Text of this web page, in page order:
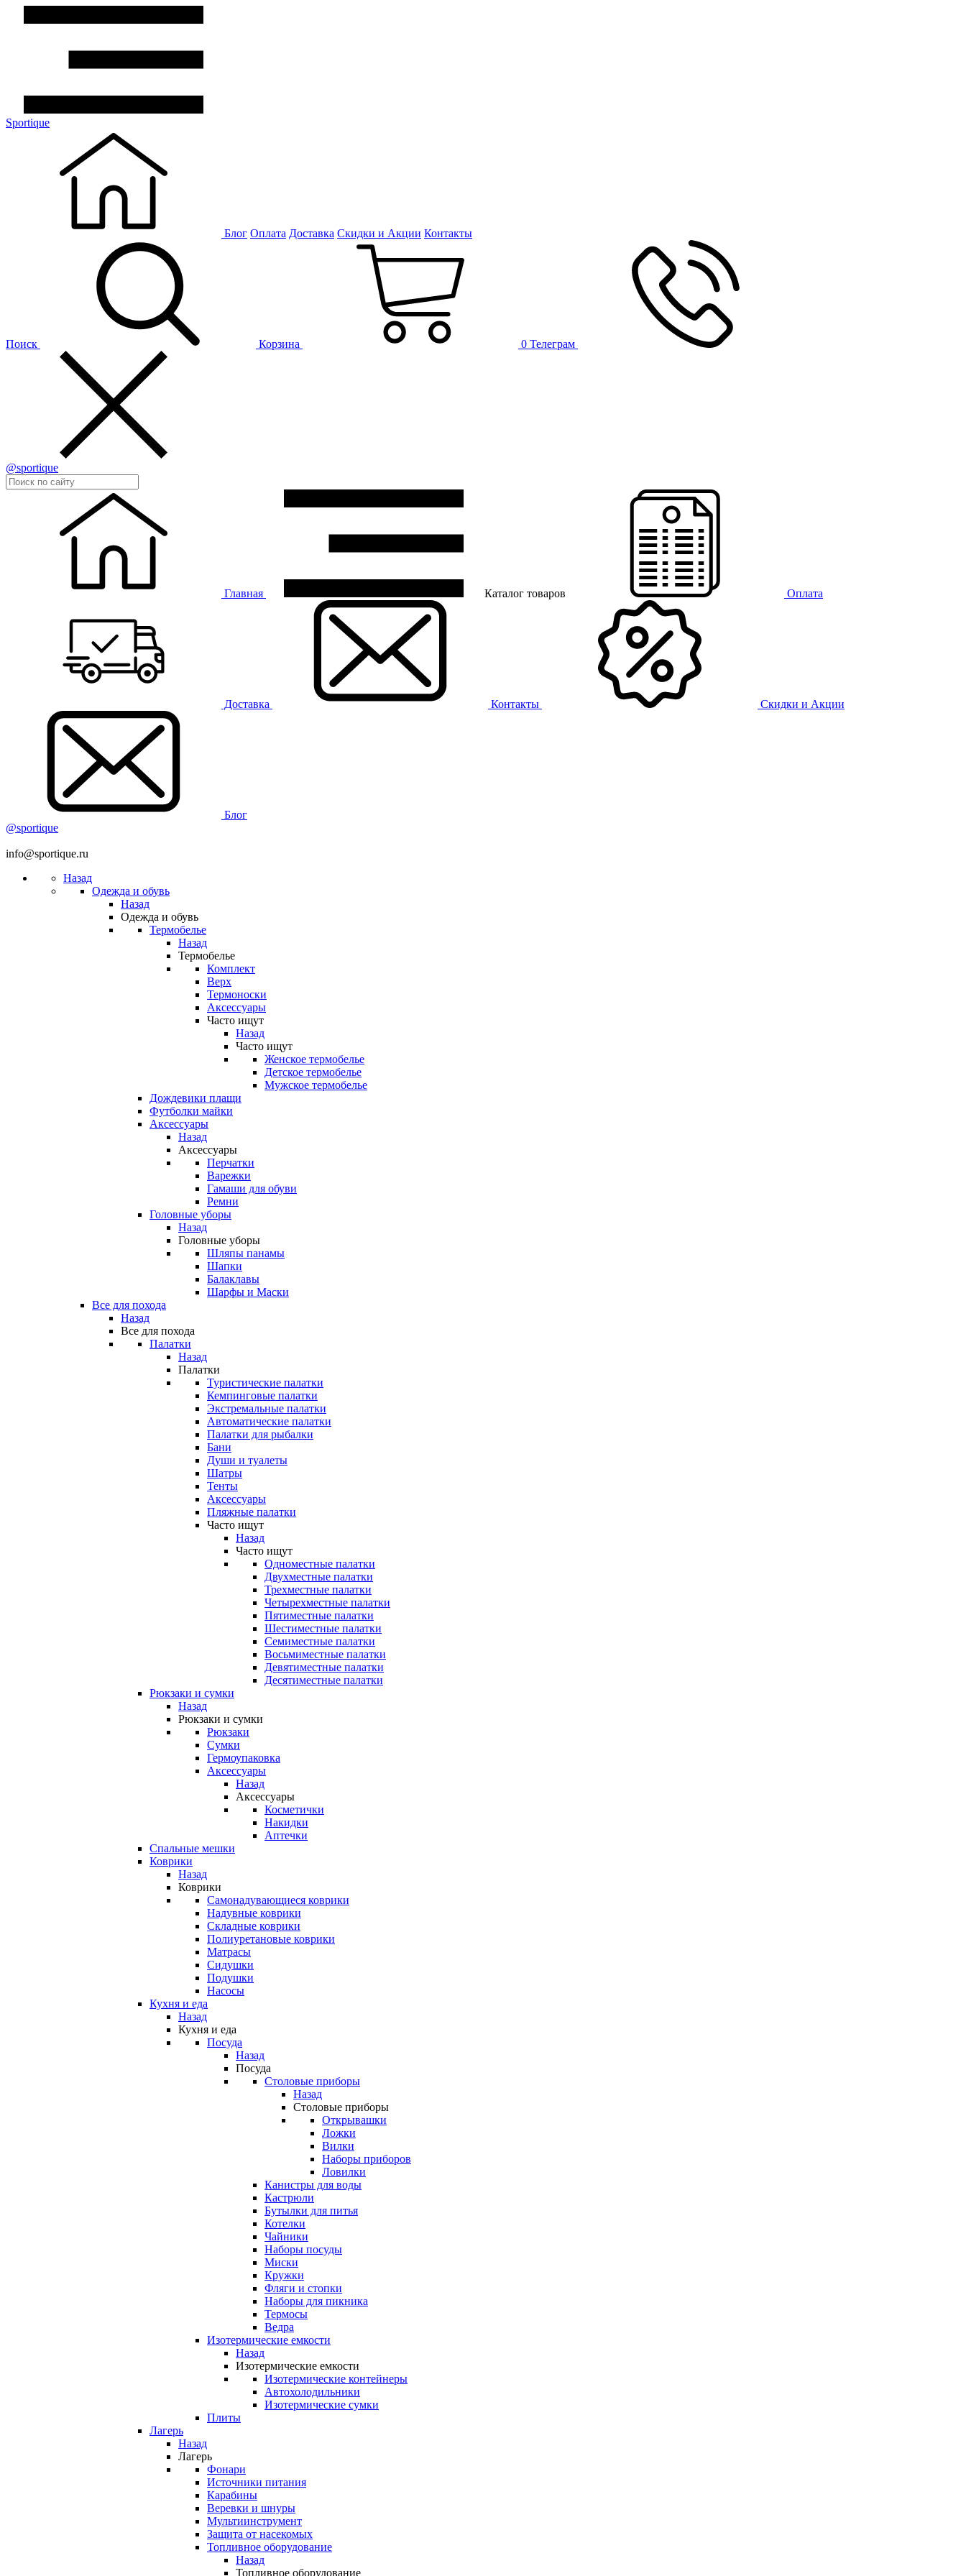
Sportique
Блог Оплата Доставка Скидки и Акции Контакты
Поиск Корзина 0 Телеграм
@sportique
Главная Каталог товаров Оплата
Доставка Контакты Скидки и Акции
Блог
@sportique
info@sportique.ru
Назад
Одежда и обувь
Назад
Одежда и обувь
Термобелье
Назад
Термобелье
Комплект
Верх
Термоноски
Аксессуары
Часто ищут
Назад
Часто ищут
Женское термобелье
Детское термобелье
Мужское термобелье
Дождевики плащи
Футболки майки
Аксессуары
Назад
Аксессуары
Перчатки
Варежки
Гамаши для обуви
Ремни
Головные уборы
Назад
Головные уборы
Шляпы панамы
Шапки
Балаклавы
Шарфы и Маски
Все для похода
Назад
Все для похода
Палатки
Назад
Палатки
Туристические палатки
Кемпинговые палатки
Экстремальные палатки
Автоматические палатки
Палатки для рыбалки
Бани
Души и туалеты
Шатры
Тенты
Аксессуары
Пляжные палатки
Часто ищут
Назад
Часто ищут
Одноместные палатки
Двухместные палатки
Трехместные палатки
Четырехместные палатки
Пятиместные палатки
Шестиместные палатки
Семиместные палатки
Восьмиместные палатки
Девятиместные палатки
Десятиместные палатки
Рюкзаки и сумки
Назад
Рюкзаки и сумки
Рюкзаки
Сумки
Гермоупаковка
Аксессуары
Назад
Аксессуары
Косметички
Накидки
Аптечки
Спальные мешки
Коврики
Назад
Коврики
Самонадувающиеся коврики
Надувные коврики
Складные коврики
Полиуретановые коврики
Матрасы
Сидушки
Подушки
Насосы
Кухня и еда
Назад
Кухня и еда
Посуда
Назад
Посуда
Столовые приборы
Назад
Столовые приборы
Открывашки
Ложки
Вилки
Наборы приборов
Ловилки
Канистры для воды
Кастрюли
Бутылки для питья
Котелки
Чайники
Наборы посуды
Миски
Кружки
Фляги и стопки
Наборы для пикника
Термосы
Ведра
Изотермические емкости
Назад
Изотермические емкости
Изотермические контейнеры
Автохолодильники
Изотермические сумки
Плиты
Лагерь
Назад
Лагерь
Фонари
Источники питания
Карабины
Веревки и шнуры
Мультиинструмент
Защита от насекомых
Топливное оборудование
Назад
Топливное оборудование